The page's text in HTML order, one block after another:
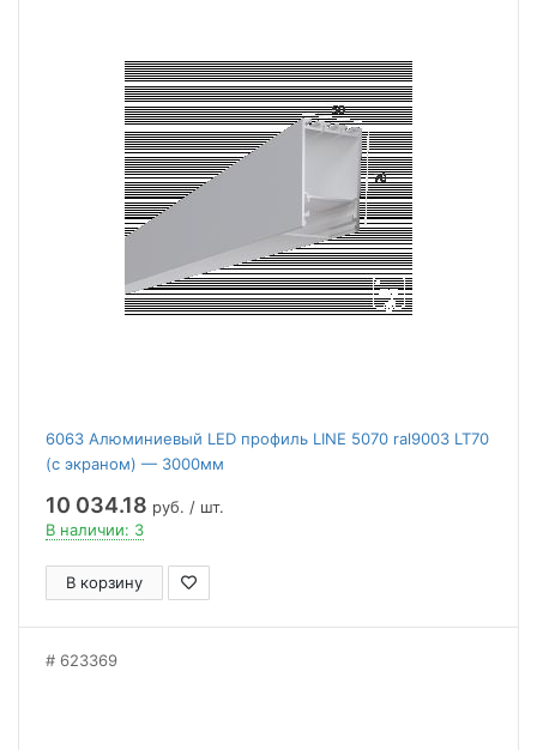
6063 Алюминиевый LED профиль LINE 5070 ral9003 LT70
(с экраном) — 3000мм
10 034.18 руб. / шт.
В наличии: 3
В корзину
623369